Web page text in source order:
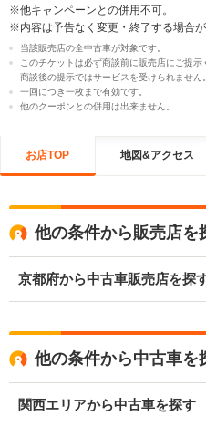
※他キャンペーンとの併用不可。
※内容は予告なく変更・終了する場合が
当該販売店の全中古車が対象です。
このチケットは必ず商談前に販売店にご提示
商談後の提示ではサービスを受けられません。
一回につき一枚まで有効です。
他のクーポンとの併用は出来ません。
お店TOP 地図&アクセス
他の条件から販売店を
京都府から中古車販売店を探
他の条件から中古車を
関西エリアから中古車を探す